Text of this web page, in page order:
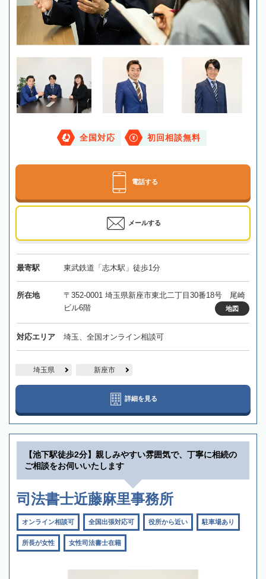
全国対応 初回相談無料
電話する
メールする
最寄駅 東武鉄道「志木駅」徒歩1分
所在地
〒352-0001 埼玉県新座市東北二丁目30番18号 尾崎
ビル6階
地図
対応エリア 埼玉、全国オンライン相談可
埼玉県 新座市
詳細を見る
【池下駅徒歩2分】親しみやすい雰囲気で、丁寧に相続の
ご相談をお伺いいたします
司法書士近藤麻里事務所
オンライン相談可 全国出張対応可 役所から近い 駐車場あり
所長が女性 女性司法書士在籍